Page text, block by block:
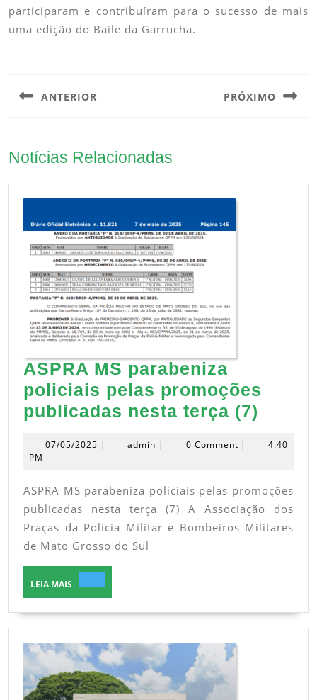
participaram e contribuíram para o sucesso de mais
uma edição do Baile da Garrucha.
PostANTERIOR PRÓXIMO
Notícias Relacionadas
ASPRA MS parabeniza
policiais pelas promoções
publicadas nesta terça (7)
pelas
07/05/2025 07/05/2025
| admin admin
| 0 Comment |
4:40
PM
ASPRA MS parabeniza policiais pelas promoções
publicadas nesta terça (7) A Associação dos
Praças da Polícia Militar e Bombeiros Militares
de Mato Grosso do Sul
LEIA MAIS MAIS